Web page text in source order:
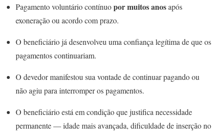
Pagamento voluntário contínuopor muitos anosapós
exoneração ou acordo com prazo.
O beneficiário já desenvolveu uma confiança legítima de que os
pagamentos continuariam.
O devedor manifestou sua vontade de continuar pagando ou
não agiu para interromper os pagamentos.
O beneficiário está em condição que justifica necessidade
permanente — idade mais avançada, dificuldade de inserção no